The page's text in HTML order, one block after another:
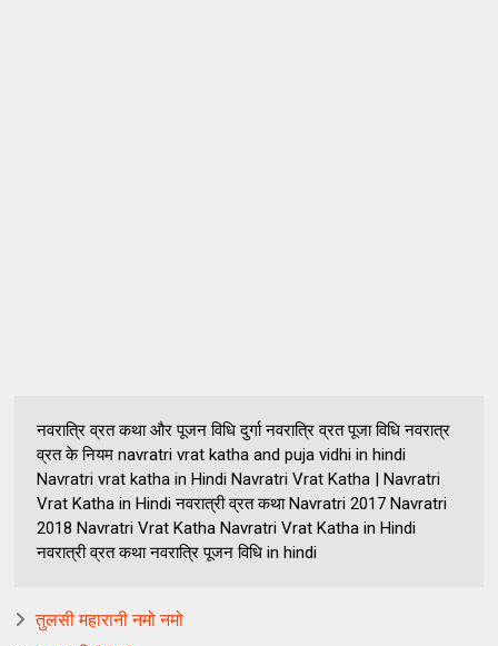
नवरात्रि व्रत कथा और पूजन विधि दुर्गा नवरात्रि व्रत पूजा विधि नवरात्र
व्रत के नियम navratri vrat katha and puja vidhi in hindi
Navratri vrat katha in Hindi Navratri Vrat Katha | Navratri
Vrat Katha in Hindi नवरात्री व्रत कथा Navratri 2017 Navratri
2018 Navratri Vrat Katha Navratri Vrat Katha in Hindi
नवरात्री व्रत कथा नवरात्रि पूजन विधि in hindi
तुलसी महारानी नमो नमो